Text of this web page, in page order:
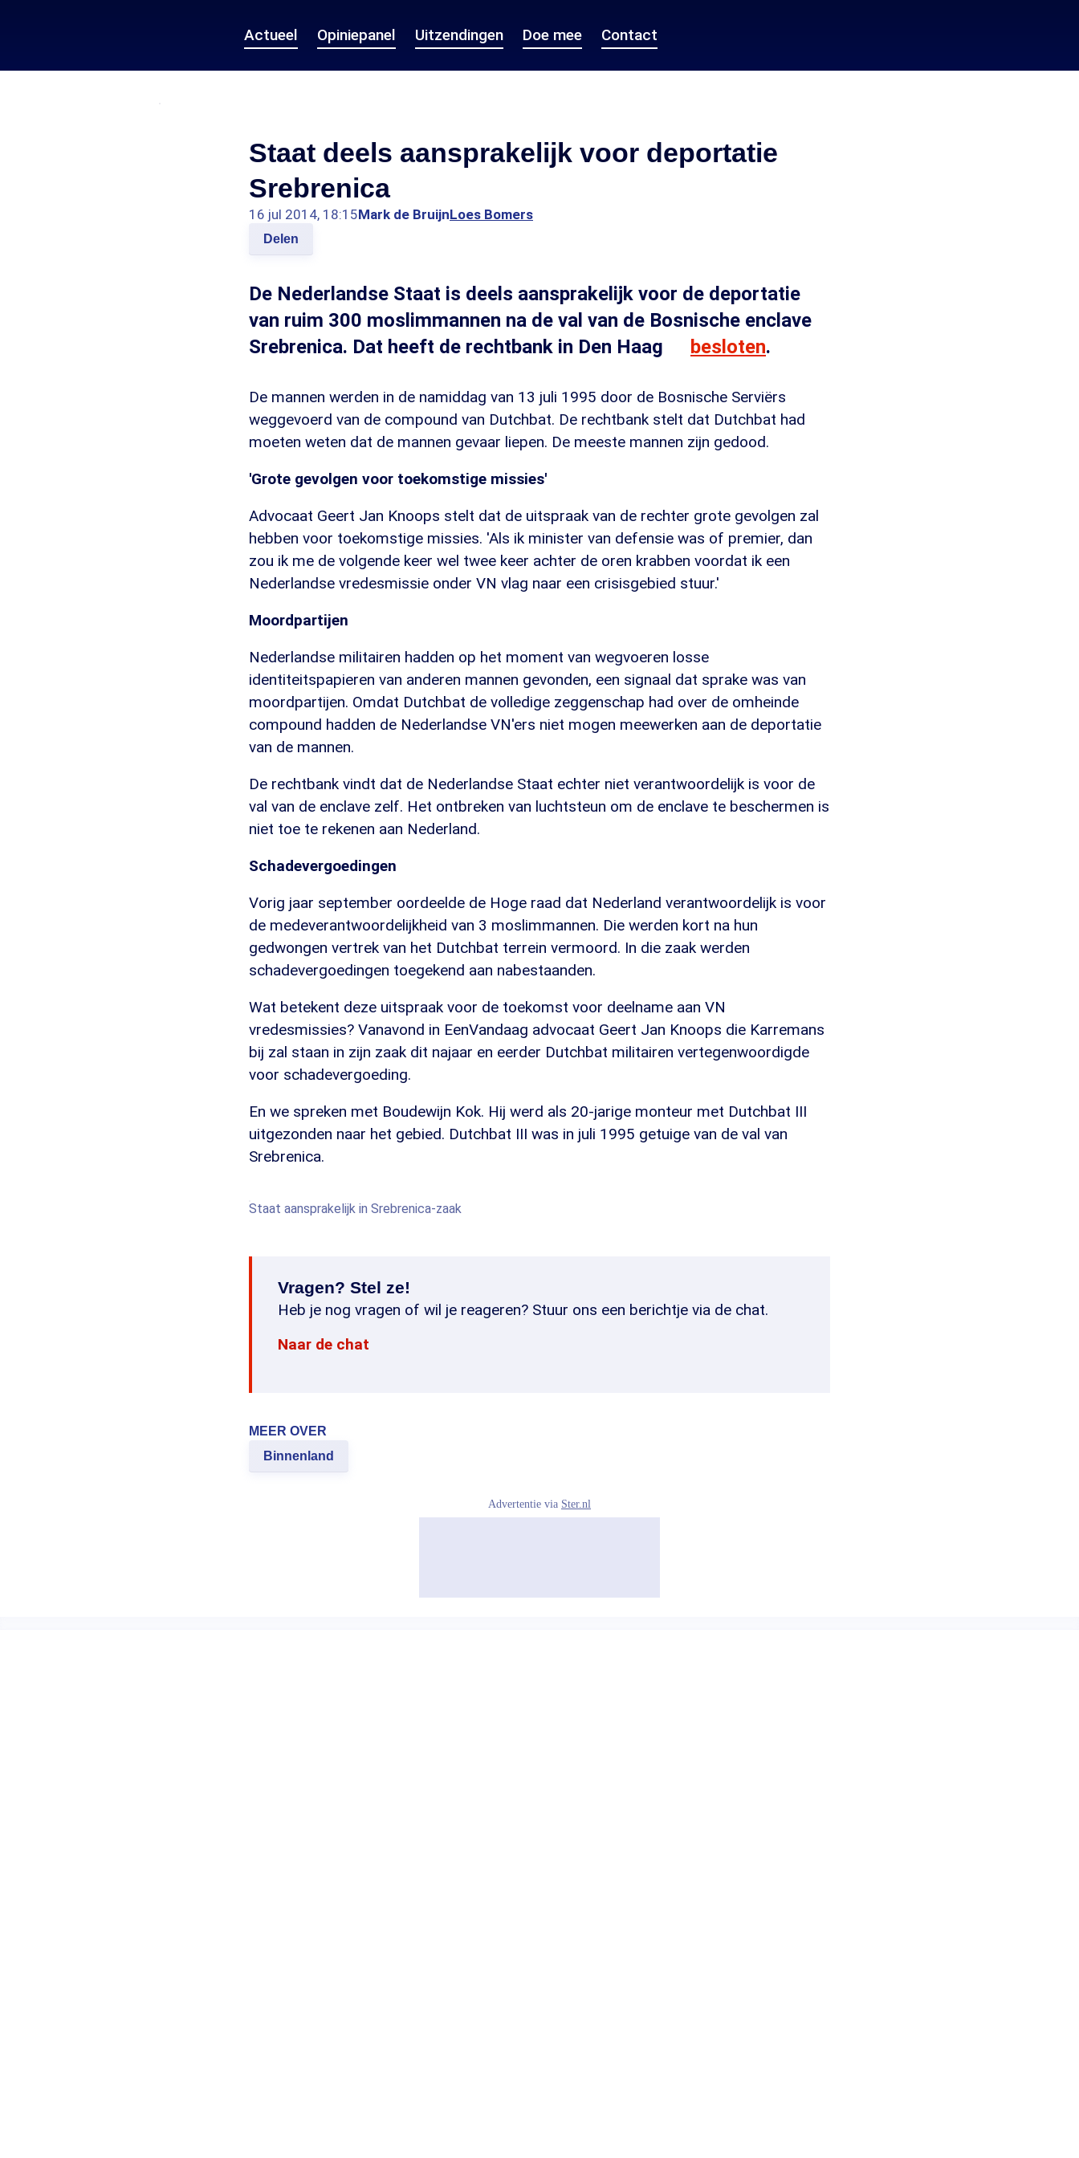
Actueel Opiniepanel Uitzendingen Doe mee Contact
Staat deels aansprakelijk voor deportatie
Srebrenica
16 jul 2014, 18:15Mark de BruijnLoes Bomers
Delen
De Nederlandse Staat is deels aansprakelijk voor de deportatie
van ruim 300 moslimmannen na de val van de Bosnische enclave
Srebrenica. Dat heeft de rechtbank in Den Haag
besloten.
De mannen werden in de namiddag van 13 juli 1995 door de Bosnische Serviërs
weggevoerd van de compound van Dutchbat. De rechtbank stelt dat Dutchbat had
moeten weten dat de mannen gevaar liepen. De meeste mannen zijn gedood.
'Grote gevolgen voor toekomstige missies'
Advocaat Geert Jan Knoops stelt dat de uitspraak van de rechter grote gevolgen zal
hebben voor toekomstige missies. 'Als ik minister van defensie was of premier, dan
zou ik me de volgende keer wel twee keer achter de oren krabben voordat ik een
Nederlandse vredesmissie onder VN vlag naar een crisisgebied stuur.'
Moordpartijen
Nederlandse militairen hadden op het moment van wegvoeren losse
identiteitspapieren van anderen mannen gevonden, een signaal dat sprake was van
moordpartijen. Omdat Dutchbat de volledige zeggenschap had over de omheinde
compound hadden de Nederlandse VN'ers niet mogen meewerken aan de deportatie
van de mannen.
De rechtbank vindt dat de Nederlandse Staat echter niet verantwoordelijk is voor de
val van de enclave zelf. Het ontbreken van luchtsteun om de enclave te beschermen is
niet toe te rekenen aan Nederland.
Schadevergoedingen
Vorig jaar september oordeelde de Hoge raad dat Nederland verantwoordelijk is voor
de medeverantwoordelijkheid van 3 moslimmannen. Die werden kort na hun
gedwongen vertrek van het Dutchbat terrein vermoord. In die zaak werden
schadevergoedingen toegekend aan nabestaanden.
Wat betekent deze uitspraak voor de toekomst voor deelname aan VN
vredesmissies? Vanavond in EenVandaag advocaat Geert Jan Knoops die Karremans
bij zal staan in zijn zaak dit najaar en eerder Dutchbat militairen vertegenwoordigde
voor schadevergoeding.
En we spreken met Boudewijn Kok. Hij werd als 20-jarige monteur met Dutchbat III
uitgezonden naar het gebied. Dutchbat III was in juli 1995 getuige van de val van
Srebrenica.
Staat aansprakelijk in Srebrenica-zaak
Vragen? Stel ze!
Heb je nog vragen of wil je reageren? Stuur ons een berichtje via de chat.
Naar de chat
MEER OVER
Binnenland
Advertentie via Ster.nl